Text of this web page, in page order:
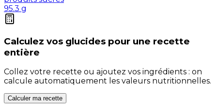
95.3 g
Calculez vos glucides pour une recette
entière
Collez votre recette ou ajoutez vos ingrédients : on
calcule automatiquement les valeurs nutritionnelles.
Calculer ma recette